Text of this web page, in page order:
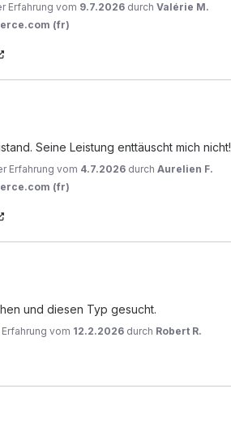
Erfahrung vom 9.7.2026 durchValérie M.
(fr)
Seine Leistung enttäuscht mich nicht!
Erfahrung vom 4.7.2026 durchAurelien F.
(fr)
und diesen Typ gesucht.
vom 12.2.2026 durch Robert R.